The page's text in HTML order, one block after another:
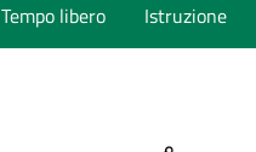
Tempo libero Istruzione